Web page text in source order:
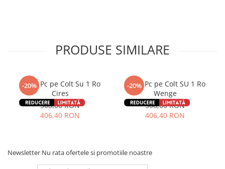
PRODUSE SIMILARE
-20%
Birou Pc pe Colt Su 1 Ro
Cires
508,00 RON
406,40 RON
-20%
Birou Pc pe Colt SU 1 Ro
Wenge
508,00 RON
406,40 RON
Newsletter Nu rata ofertele si promotiile noastre